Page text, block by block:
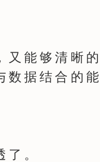
能够清晰的
据结合的能
。